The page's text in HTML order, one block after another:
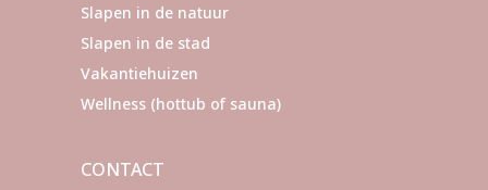
Slapen in de natuur
Slapen in de stad
Vakantiehuizen
Wellness (hottub of sauna)
CONTACT